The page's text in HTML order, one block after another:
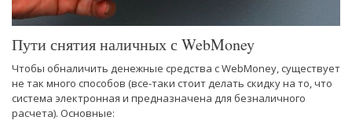
Пути снятия наличных с WebMoney
Чтобы обналичить денежные средства с WebMoney, существует
не так много способов (все-таки стоит делать скидку на то, что
система электронная и предназначена для безналичного
расчета). Основные: